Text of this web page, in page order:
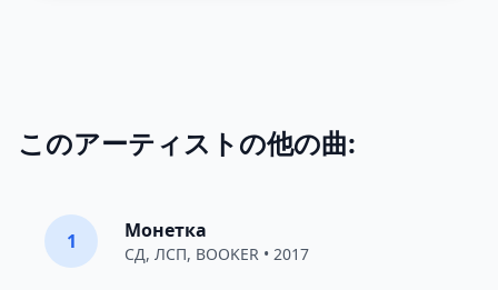
このアーティストの他の曲:
1 Монетка
СД, ЛСП, BOOKER • 2017